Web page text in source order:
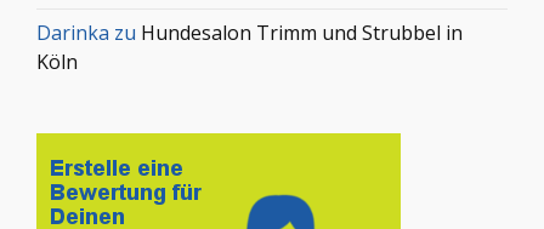
Darinka zu Hundesalon Trimm und Strubbel in
Köln